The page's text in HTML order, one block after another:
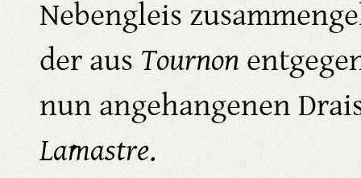
Nebengleis
der aus Tournon
nun angehangenen
Lamastre.